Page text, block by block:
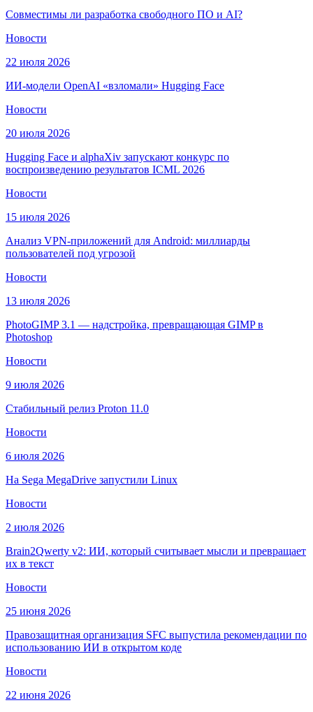
Совместимы ли разработка свободного ПО и AI?
Новости
22 июля 2026
ИИ-модели OpenAI «взломали» Hugging Face
Новости
20 июля 2026
Hugging Face и alphaXiv запускают конкурс по
воспроизведению результатов ICML 2026
Новости
15 июля 2026
Анализ VPN-приложений для Android: миллиарды
пользователей под угрозой
Новости
13 июля 2026
PhotoGIMP 3.1 — надстройка, превращающая GIMP в
Photoshop
Новости
9 июля 2026
Cтабильный релиз Proton 11.0
Новости
6 июля 2026
На Sega MegaDrive запустили Linux
Новости
2 июля 2026
Brain2Qwerty v2: ИИ, который считывает мысли и превращает
их в текст
Новости
25 июня 2026
Правозащитная организация SFC выпустила рекомендации по
использованию ИИ в открытом коде
Новости
22 июня 2026